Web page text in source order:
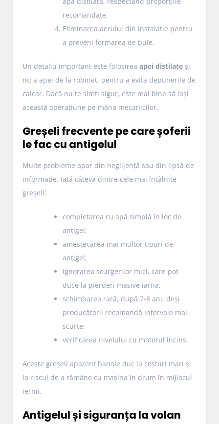
recomandate.
Eliminarea aerului din instalație pentru
a preveni formarea de bule.
Un detaliu important este folosireaapei distilate și
nu a apei de la robinet, pentru a evita depunerile de
calcar. Dacă nu te simți sigur, este mai bine să lași
această operațiune pe mâna mecanicilor.
Greșeli frecvente pe care șoferii
le fac cu antigelul
Multe probleme apar din neglijență sau din lipsă de
informație. Iată câteva dintre cele mai întâlnite
greșeli:
completarea cu apă simplă în loc de
antigel;
amestecarea mai multor tipuri de
antigel;
ignorarea scurgerilor mici, care pot
duce la pierderi masive iarna;
schimbarea rară, după 7-8 ani, deși
producătorii recomandă intervale mai
scurte;
verificarea nivelului cu motorul încins.
Aceste greșeli aparent banale duc la costuri mari și
la riscul de a rămâne cu mașina în drum în mijlocul
iernii.
Antigelul și siguranța la volan